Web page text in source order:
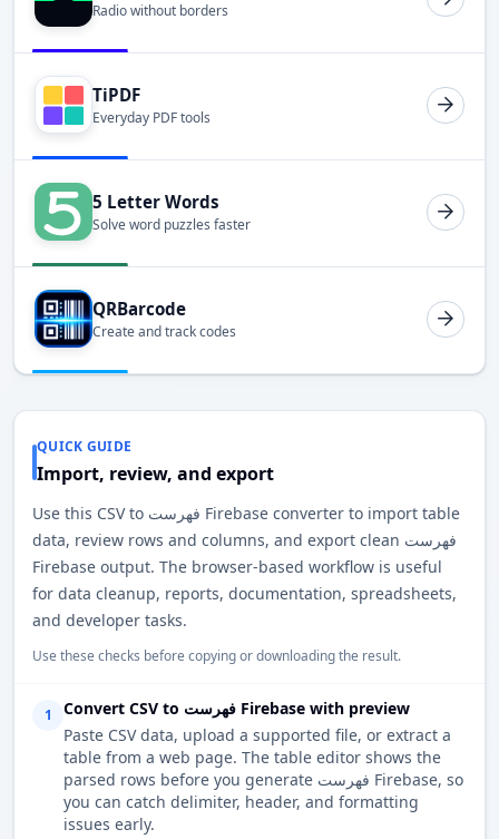
Radio without borders
TiPDF
Everyday PDF tools
5 Letter Words
Solve word puzzles faster
QRBarcode
Create and track codes
QUICK GUIDE
Import, review, and export
Use this CSV to فهرست Firebase converter to import table
data, review rows and columns, and export clean فهرست
Firebase output. The browser-based workflow is useful
for data cleanup, reports, documentation, spreadsheets,
and developer tasks.
Use these checks before copying or downloading the result.
1
Convert CSV to فهرست Firebase with preview
Paste CSV data, upload a supported file, or extract a
table from a web page. The table editor shows the
parsed rows before you generate فهرست Firebase, so
you can catch delimiter, header, and formatting
issues early.